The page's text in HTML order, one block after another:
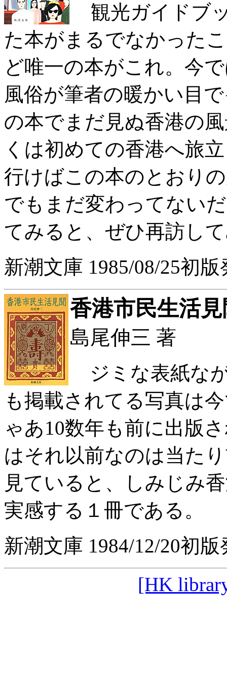
観光ガイドブ
た本がまるでなかった
ど唯一の本がこれ。今
風俗が筆者の暖かい目
の本でまだ見ぬ香港の
くは初めての香港へ旅
行けばこの本のとおり
でもまだ変わってない
てみると、ぜひ再訪し
新潮文庫 1985/08/25初
香港市民生活
島尾伸三 著
ジミな表紙な
も掲載されてる写真は
ゃあ10数年も前に出版
はそれ以前なのは当た
見ていると、しみじみ
実感する１冊である。
新潮文庫 1984/12/20初
[HK